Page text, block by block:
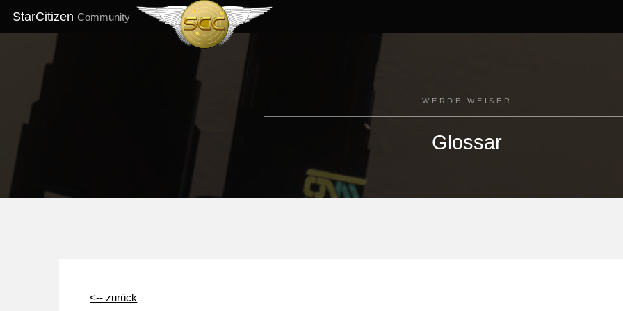
StarCitizenCommunity
WERDE WEISER
Glossar
<-- zurück